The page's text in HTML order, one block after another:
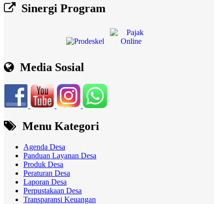
Sinergi Program
Media Sosial
Menu Kategori
Agenda Desa
Panduan Layanan Desa
Produk Desa
Peraturan Desa
Laporan Desa
Perpustakaan Desa
Transparansi Keuangan